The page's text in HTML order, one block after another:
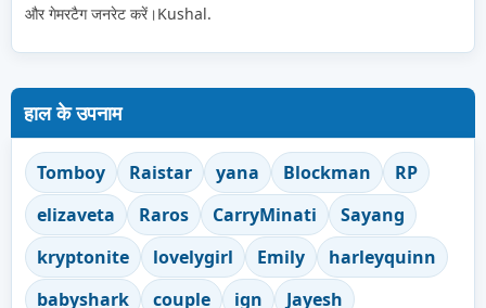
और गेमरटैग जनरेट करें।Kushal.
हाल के उपनाम
Tomboy Raistar yana Blockman
RP
elizaveta
Raros CarryMinati
Sayang
kryptonite
lovelygirl Emily
harleyquinn
babyshark
couple ign
Jayesh